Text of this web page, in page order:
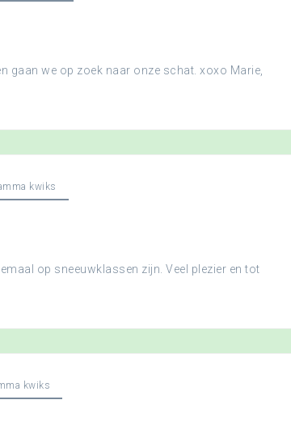
gaan we op zoek naar onze schat. xoxo Marie,
kwiks
op sneeuwklassen zijn. Veel plezier en tot
kwiks